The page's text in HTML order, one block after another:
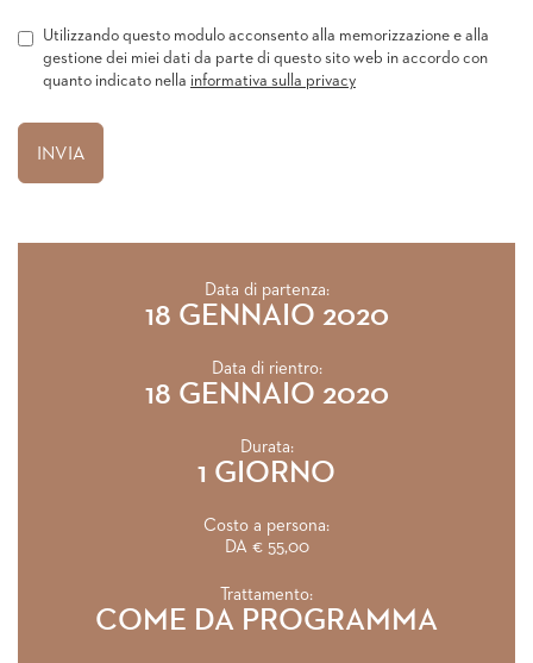
Utilizzando questo modulo acconsento alla memorizzazione e alla
gestione dei miei dati da parte di questo sito web in accordo con
quanto indicato nella informativa sulla privacy
Data di partenza:
18 GENNAIO 2020
Data di rientro:
18 GENNAIO 2020
Durata:
1 GIORNO
Costo a persona:
DA € 55,00
Trattamento:
COME DA PROGRAMMA